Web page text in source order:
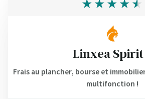
Linxea Spirit
Frais au plancher, bourse et
multifonction !